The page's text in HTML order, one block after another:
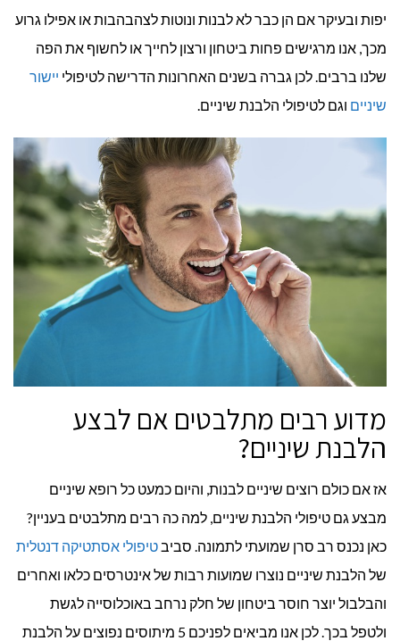
יפות ובעיקר אם הן כבר לא לבנות ונוטות לצהבהבות או אפילו גרוע
מכך, אנו מרגישים פחות ביטחון ורצון לחייך או לחשוף את הפה
שלנו ברבים. לכן גברה בשנים האחרונות הדרישה לטיפולי יישור
שיניים וגם לטיפולי הלבנת שיניים.
מדוע רבים מתלבטים אם לבצע
הלבנת שיניים?
אז אם כולם רוצים שיניים לבנות, והיום כמעט כל רופא שיניים
מבצע גם טיפולי הלבנת שיניים, למה כה רבים מתלבטים בעניין?
כאן נכנס רב סרן שמועתי לתמונה. סביבטיפולי אסתטיקה דנטלית
של הלבנת שיניים נוצרו שמועות רבות של אינטרסים כלאו ואחרים
והבלבול יוצר חוסר ביטחון של חלק נרחב באוכלוסייה לגשת
ולטפל בכך. לכן אנו מביאים לפניכם 5 מיתוסים נפוצים על הלבנת